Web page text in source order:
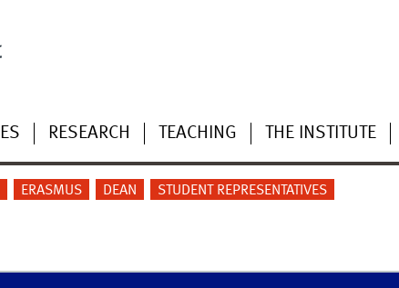
RESEARCH TEACHING THE INSTITUTE
ERASMUS DEAN STUDENT REPRESENTATIVES